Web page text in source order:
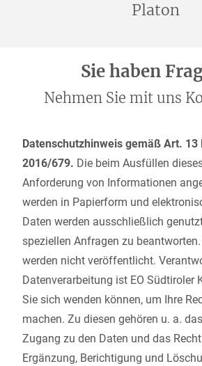
Platon
Sie haben
Nehmen Sie mit uns
Datenschutzhinweis gemäß Art. 13
2016/679. Die beim Ausfüllen
Anforderung von Informationen
werden in Papierform und
Daten werden ausschließlich
speziellen Anfragen zu
werden nicht veröffentlicht.
Datenverarbeitung ist EO Südtiroler
Sie sich wenden können, um Ihre
machen. Zu diesen gehören u. a.
Zugang zu den Daten und das
Ergänzung, Berichtigung und